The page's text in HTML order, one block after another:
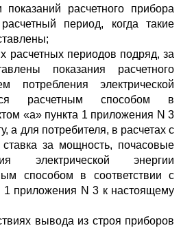
расчетного прибора
период, когда такие
расчетных периодов подряд, за
показания расчетного
потребления электрической
расчетным способом в
«а» пункта 1 приложения N 3
а для потребителя, в расчетах с
ставка за мощность, почасовые
электрической энергии
способом в соответствии с
1 приложения N 3 к настоящему
вывода из строя приборов